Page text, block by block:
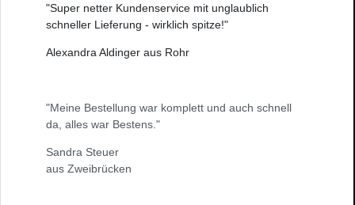
"Super netter Kundenservice mit unglaublich
schneller Lieferung - wirklich spitze!"
Alexandra Aldinger aus Rohr
"Meine Bestellung war komplett und auch schnell
da, alles war Bestens."
Sandra Steuer
aus Zweibrücken